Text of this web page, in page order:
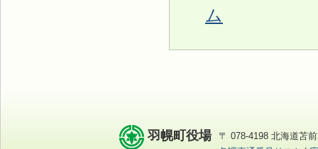
ム
羽幌町役場
〒 078-4198 北海道苫